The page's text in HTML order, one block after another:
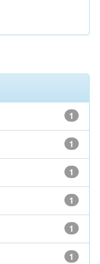
1
1
1
1
1
1